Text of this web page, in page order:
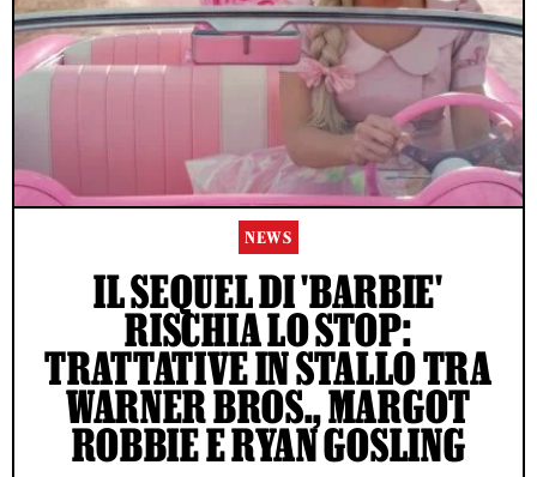
NEWS
IL SEQUEL DI 'BARBIE'
RISCHIA LO STOP:
TRATTATIVE IN STALLO TRA
WARNER BROS., MARGOT
ROBBIE E RYAN GOSLING